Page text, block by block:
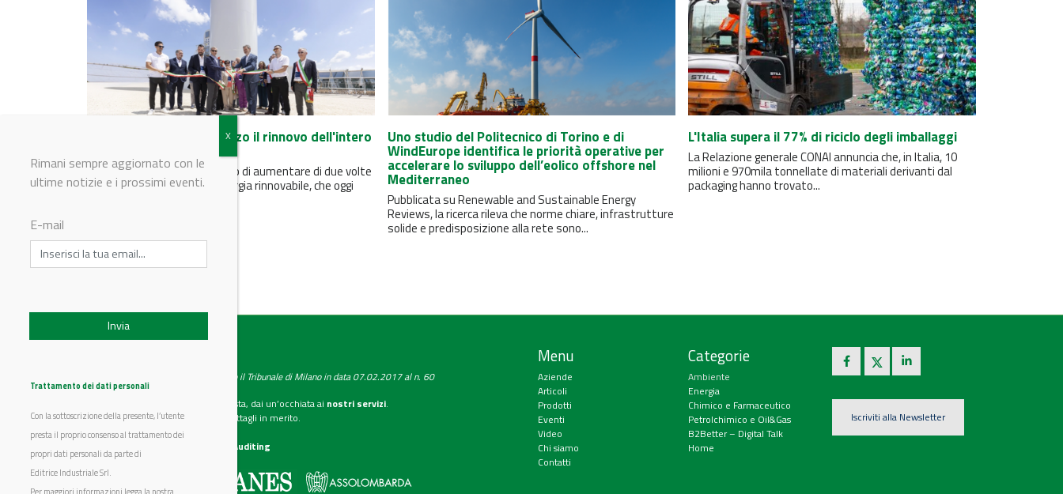
Edison completa in Abruzzo il rinnovo dell'intero
Il rinnovamento ha consentito di aumentare di due volte
e mezzo la produzione di energia rinnovabile, che oggi
Uno studio del Politecnico di Torino e di
WindEurope identifica le priorità operative per
accelerare lo sviluppo dell’eolico offshore nel
Mediterraneo
Pubblicata su Renewable and Sustainable Energy
Reviews, la ricerca rileva che norme chiare, infrastrutture
solide e predisposizione alla rete sono...
L'Italia supera il 77% di riciclo degli imballaggi
La Relazione generale CONAI annuncia che, in Italia, 10
milioni e 970mila tonnellate di materiali derivanti dal
packaging hanno trovato...
Testata giornalistica registrata presso il Tribunale di Milano in data 07.02.2017 al n. 60
Se vuoi diventare nostro inserzionista, dai un’occhiata ai nostri servizi.
Scarica il mediakitper maggiori dettagli in merito.
CSST WebAuditing
Editrice Industriale è associata a:
Menu
Aziende
Articoli
Prodotti
Eventi
Video
Chi siamo
Contatti
Categorie
Ambiente
Energia
Chimico e Farmaceutico
Petrolchimico e Oil&Gas
B2Better – Digital Talk
Home
Iscriviti alla Newsletter
Rimani sempre aggiornato con le
ultime notizie e i prossimi eventi.
E-mail
Trattamento dei dati personali
Con la sottoscrizione della presente, l’utente
presta il proprio consenso al trattamento dei
propri dati personali da parte di
Editrice Industriale Srl.